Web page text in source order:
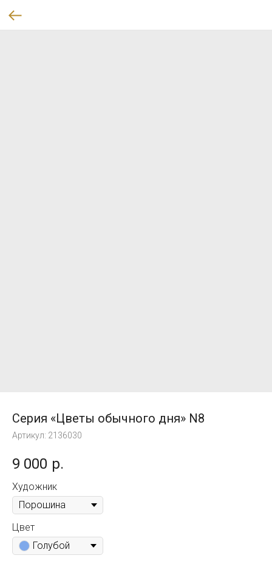
Серия «Цветы обычного дня» N8
Артикул: 2136030
9 000 р.
Художник
Цвет
Голубой